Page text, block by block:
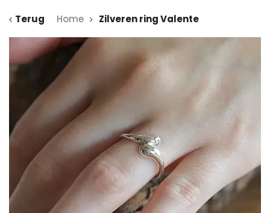
Terug Home Zilveren ring Valente